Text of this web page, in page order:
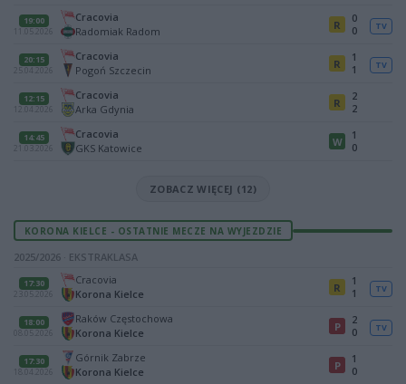
19:00
11.05.2026
Cracovia
Radomiak Radom
R
0
0
TV
20:15
25.04.2026
Cracovia
Pogoń Szczecin
R
1
1
TV
12:15
12.04.2026
Cracovia
Arka Gdynia
R
2
2
14:45
21.03.2026
Cracovia
GKS Katowice
W
1
0
ZOBACZ WIĘCEJ (12)
KORONA KIELCE - OSTATNIE MECZE NA WYJEZDZIE
2025/2026 · EKSTRAKLASA
17:30
23.05.2026
Cracovia
Korona Kielce
R
1
1
TV
18:00
08.05.2026
Raków Częstochowa
Korona Kielce
P
2
0
TV
17:30
18.04.2026
Górnik Zabrze
Korona Kielce
P
1
0